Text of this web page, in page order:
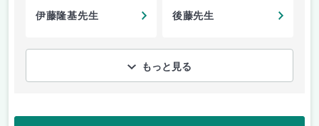
伊藤隆基先生 後藤先生
もっと見る